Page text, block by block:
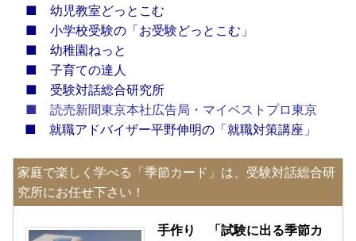
■ 幼児教室どっとこむ
■ 小学校受験の「お受験どっとこむ」
■ 幼稚園ねっと
■ 子育ての達人
■ 受験対話総合研究所
■ 読売新聞東京本社広告局・マイベストプロ東京
■ 就職アドバイザー平野伸明の「就職対策講座」
家庭で楽しく学べる「季節カード」は、受験対話総合研
究所にお任せ下さい！
手作り 「試験に出る季節カ